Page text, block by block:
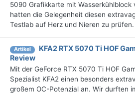
5090 Grafikkarte mit Wasserkühlblock
hatten die Gelegenheit diesen
Testlab auf Herz und Nieren zu prüfen.
Artikel
KFA2 RTX 5070 Ti HOF
Review
Mit der GeForce RTX 5070 Ti HOF
Spezialist KFA2 einen besonders
großem OC-Potenzial an. Wir durften